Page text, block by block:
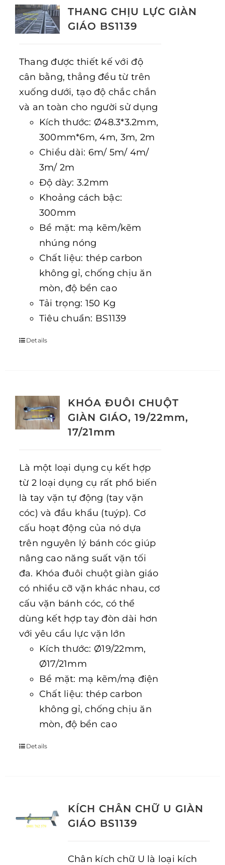
THANG CHỊU LỰC GIÀN
GIÁO BS1139
Thang được thiết kế với độ
cân bằng, thẳng đều từ trên
xuống dưới, tạo độ chắc chắn
và an toàn cho người sử dụng
Kích thước: Ø48.3*3.2mm,
300mm*6m, 4m, 3m, 2m
Chiều dài: 6m/ 5m/ 4m/
3m/ 2m
Độ dày: 3.2mm
Khoảng cách bậc:
300mm
Bề mặt: mạ kẽm/kẽm
nhúng nóng
Chất liệu: thép carbon
không gỉ, chống chịu ăn
mòn, độ bền cao
Tải trọng: 150 Kg
Tiêu chuẩn: BS1139
Details
KHÓA ĐUÔI CHUỘT
GIÀN GIÁO, 19/22mm,
17/21mm
Là một loại dụng cụ kết hợp
từ 2 loại dụng cụ rất phổ biến
là tay vặn tự động (tay vặn
cóc) và đầu khẩu (tuýp). Cơ
cấu hoạt động của nó dựa
trên nguyên lý bánh cóc giúp
nâng cao năng suất vặn tối
đa. Khóa đuôi chuột giàn giáo
có nhiều cỡ vặn khác nhau, cơ
cấu vặn bánh cóc, có thể
dùng kết hợp tay đòn dài hơn
với yêu cầu lực vặn lớn
Kích thước: Ø19/22mm,
Ø17/21mm
Bề mặt: mạ kẽm/mạ điện
Chất liệu: thép carbon
không gỉ, chống chịu ăn
mòn, độ bền cao
Details
KÍCH CHÂN CHỮ U GIÀN
GIÁO BS1139
Chân kích chữ U là loại kích